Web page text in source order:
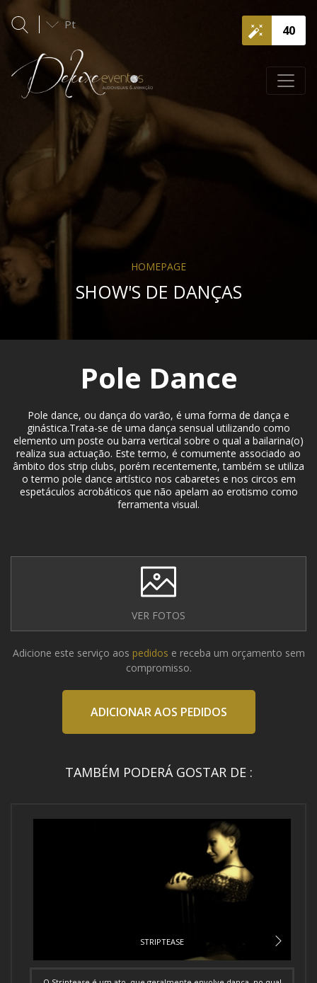
40
Pt
HOMEPAGE
SHOW'S DE DANÇAS
Pole Dance
Pole dance, ou dança do varão, é uma forma de dança e
ginástica.Trata-se de uma dança sensual utilizando como
elemento um poste ou barra vertical sobre o qual a bailarina(o)
realiza sua actuação. Este termo, é comumente associado ao
âmbito dos strip clubs, porém recentemente, também se utiliza
o termo pole dance artístico nos cabaretes e nos circos em
espetáculos acrobáticos que não apelam ao erotismo como
ferramenta visual.
VER FOTOS
Adicione este serviço aos pedidos e receba um orçamento sem
compromisso.
ADICIONAR AOS PEDIDOS
TAMBÉM PODERÁ GOSTAR DE :
STRIPTEASE